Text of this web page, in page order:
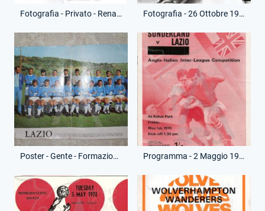
Fotografia - Privato - Renato Ziaco Fotografia - 26 Ottobre 1969 - Campionato Serie A - Roma-Lazio
Poster - Gente - Formazione 1969-70 Programma - 2 Maggio 1970 - Torneo Anglo-Italiano - Sunderland-Lazio